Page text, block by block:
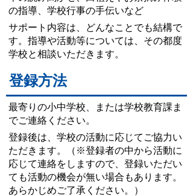
の指導、学校行事の手伝いなど
サポート内容は、どんなことでも結構で
す。指導や活動等については、その都度
学校と相談いただきます。
登録方法
最寄りの小中学校、または学校教育課ま
でご連絡ください。
登録後は、学校の活動に応じてご協力い
ただきます。（※登録者の中から活動に
応じて連絡をしますので、登録いただい
ても活動の機会が無い場合もあります。
あらかじめご了承ください。）